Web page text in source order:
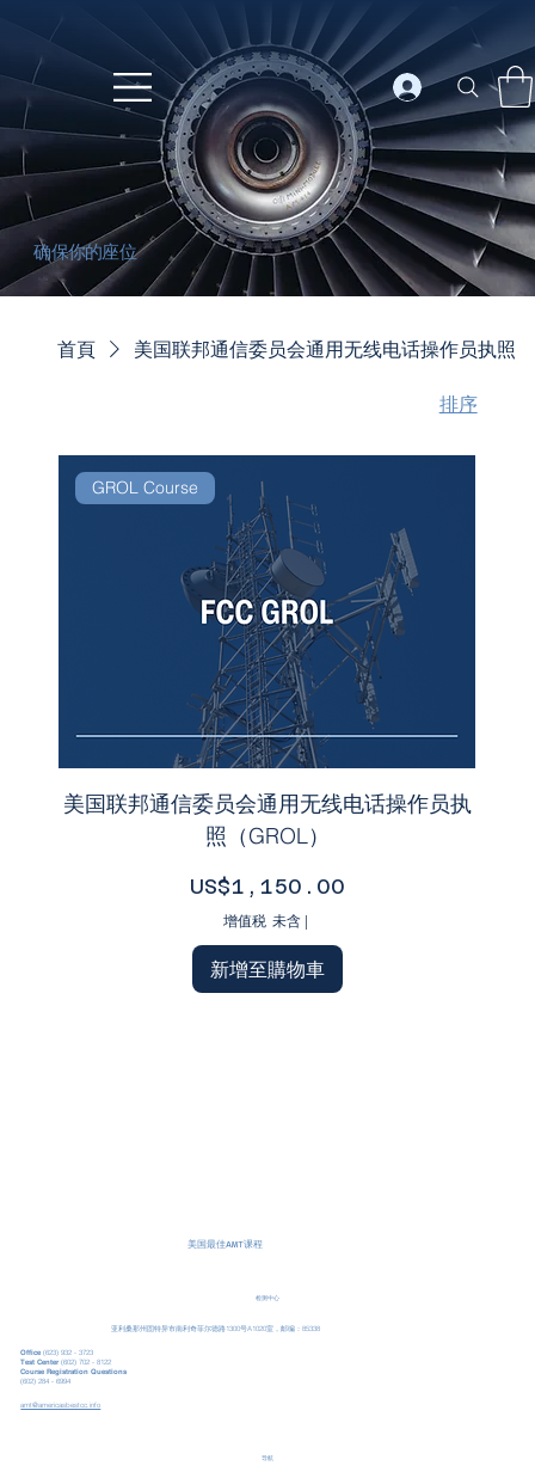
确保你的座位
首頁 美国联邦通信委员会通用无线电话操作员执照
排序
GROL Course
美国联邦通信委员会通用无线电话操作员执
照（GROL）
價格
US$1,150.00
增值税 未含 |
新增至購物車
美国最佳AMT课程
检测中心
亚利桑那州固特异市南利奇菲尔德路1300号A1020室，邮编：85338
Office (623) 932 - 3723
Test Center (602) 702 - 8122
Course Registration Questions
(602) 284 - 6994
amt@americasbestcc.info
导航